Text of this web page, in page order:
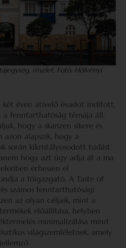
részlet. Fotó: Hölvényi
két éven átívelő évadot indított,
fenntarthatóság témája áll.
hogy a skanzen sikere és
azon alapszik, hogy a
során kikristályosodott tudást
hogy azt úgy adja át a ma
érhessen el
a főigazgató. A Taste of
számos fenntarthatósági
az olyan céljaik, mint a
előállítása, helyben
minimalizálása mind
világszemléletnek, amely